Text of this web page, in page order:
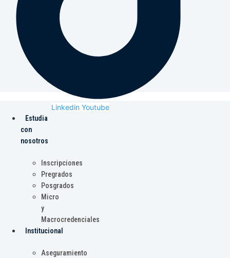
Linkedin Youtube
Estudia
con
nosotros
Inscripciones
Pregrados
Posgrados
Micro
y
Macrocredenciales
Institucional
Aseguramiento